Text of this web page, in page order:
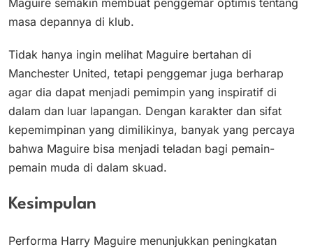
Maguire semakin membuat penggemar optimis tentang
masa depannya di klub.
Tidak hanya ingin melihat Maguire bertahan di
Manchester United, tetapi penggemar juga berharap
agar dia dapat menjadi pemimpin yang inspiratif di
dalam dan luar lapangan. Dengan karakter dan sifat
kepemimpinan yang dimilikinya, banyak yang percaya
bahwa Maguire bisa menjadi teladan bagi pemain-
pemain muda di dalam skuad.
Kesimpulan
​Performa Harry Maguire menunjukkan peningkatan